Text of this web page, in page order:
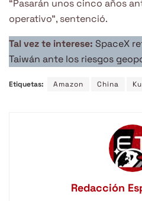
“Pasarán unos cinco años
operativo”, sentenció.
Tal vez te interese: SpaceX
Taiwán ante los riesgos
Etiquetas: Amazon China
Redacción